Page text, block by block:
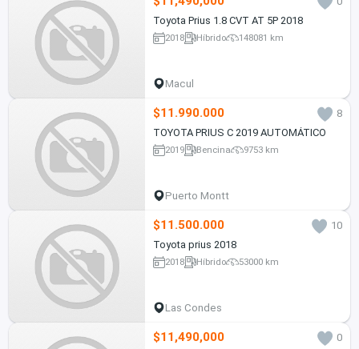
Toyota Prius 1.8 CVT AT 5P 2018
2018 Híbrido 148081 km
Macul
$11.990.000
8
TOYOTA PRIUS C 2019 AUTOMÁTICO
2019 Bencina 9753 km
Puerto Montt
$11.500.000
10
Toyota prius 2018
2018 Híbrido 53000 km
Las Condes
$11,490,000
0